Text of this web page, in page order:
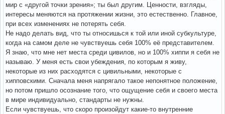
мир с «другой точки зрения»; ты был другим. Ценности, взгляды,
интересы меняются на протяжении жизни, это естественно. Главное,
при всех изменениях не потерять себя.
Не надо делать вид, что ты относишься к той или иной субкультуре,
когда на самом деле не чувствуешь себя 100% её представителем.
Я знаю, что мне нет места среди цивилов, но и 100% хиппи я себя не
называю. У меня есть свои убеждения, по которым я живу,
некоторые из них расходятся с цивильными, некоторые с
хипповскими. Сначала меня напрягало такое непонятное положение,
но потом пришло осознание того, что ощущение себя и своего места
в мире индивидуально, стандарты не нужны.
Если чувствуешь, что скоро произойдут какие-то внутренние